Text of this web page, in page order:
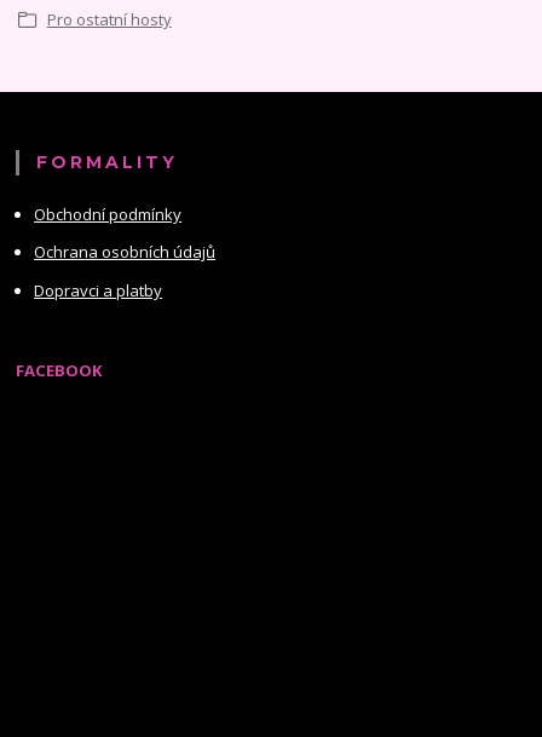
Pro ostatní hosty
FORMALITY
Obchodní podmínky
Ochrana osobních údajů
Dopravci a platby
FACEBOOK